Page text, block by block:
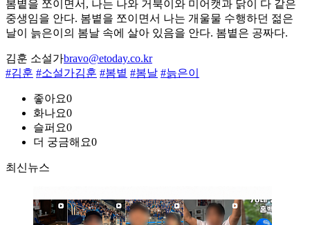
봄볕을 쪼이면서, 나는 나와 거북이와 미어캣과 닭이 다 같은
중생임을 안다. 봄볕을 쪼이면서 나는 개울물 수행하던 젊은
날이 늙은이의 봄날 속에 살아 있음을 안다. 봄볕은 공짜다.
김훈 소설가bravo@etoday.co.kr
#김훈 #소설가김훈 #봄볕 #봄날 #늙은이
좋아요0
화나요0
슬퍼요0
더 궁금해요0
최신뉴스